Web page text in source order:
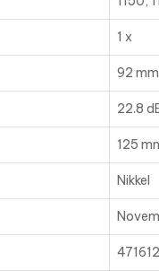
1 x
92 mm
22.8
125
Nikkel